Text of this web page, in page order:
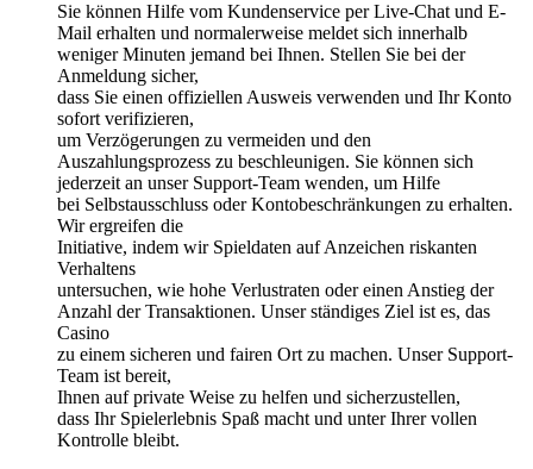
Sie können Hilfe vom Kundenservice per Live-Chat und E-
Mail erhalten und normalerweise meldet sich innerhalb
weniger Minuten jemand bei Ihnen. Stellen Sie bei der
Anmeldung sicher,
dass Sie einen offiziellen Ausweis verwenden und Ihr Konto
sofort verifizieren,
um Verzögerungen zu vermeiden und den
Auszahlungsprozess zu beschleunigen. Sie können sich
jederzeit an unser Support-Team wenden, um Hilfe
bei Selbstausschluss oder Kontobeschränkungen zu erhalten.
Wir ergreifen die
Initiative, indem wir Spieldaten auf Anzeichen riskanten
Verhaltens
untersuchen, wie hohe Verlustraten oder einen Anstieg der
Anzahl der Transaktionen. Unser ständiges Ziel ist es, das
Casino
zu einem sicheren und fairen Ort zu machen. Unser Support-
Team ist bereit,
Ihnen auf private Weise zu helfen und sicherzustellen,
dass Ihr Spielerlebnis Spaß macht und unter Ihrer vollen
Kontrolle bleibt.